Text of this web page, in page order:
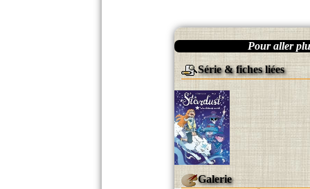
Pour aller
Série & fiches liées
Galerie